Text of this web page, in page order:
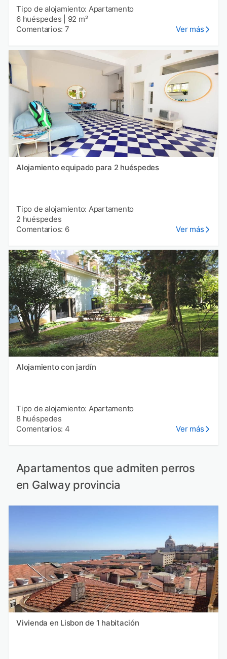
Tipo de alojamiento: Apartamento
6 huéspedes
92 m²
Comentarios: 7
Ver más
Alojamiento equipado para 2 huéspedes
Tipo de alojamiento: Apartamento
2 huéspedes
Comentarios: 6
Ver más
Alojamiento con jardín
Tipo de alojamiento: Apartamento
8 huéspedes
Comentarios: 4
Ver más
Apartamentos que admiten perros
en Galway provincia
Vivienda en Lisbon de 1 habitación